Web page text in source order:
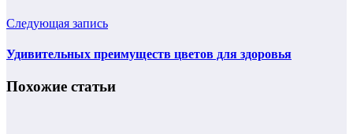
Следующая запись
Удивительных преимуществ цветов для здоровья
Похожие статьи